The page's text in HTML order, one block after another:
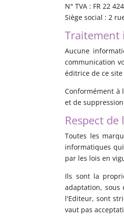
N° TVA : FR 22
Siège social : 2
Traitement
Aucune
communication
éditrice de ce
Conformément à
et de
Respect
Toutes les
informatiques
par les lois en
Ils sont la
adaptation, sous
l'Editeur, sont
vaut pas